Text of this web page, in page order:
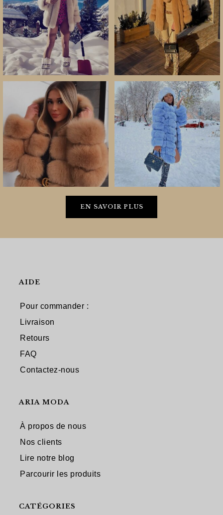
EN SAVOIR PLUS
AIDE
Pour commander :
Livraison
Retours
FAQ
Contactez-nous
ARIA MODA
À propos de nous
Nos clients
Lire notre blog
Parcourir les produits
CATÉGORIES